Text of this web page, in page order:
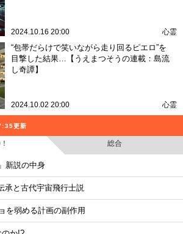
2024.10.16 20:00 心霊
“包帯だらけで笑いながら走り回るピエロ”を
目撃した結果…【うえまつそうの連載：島流
し奇譚】
2024.10.02 20:00 心霊
更新
総合
新説の中身
承と古代宇宙飛行士説
を弱める計画の副作用